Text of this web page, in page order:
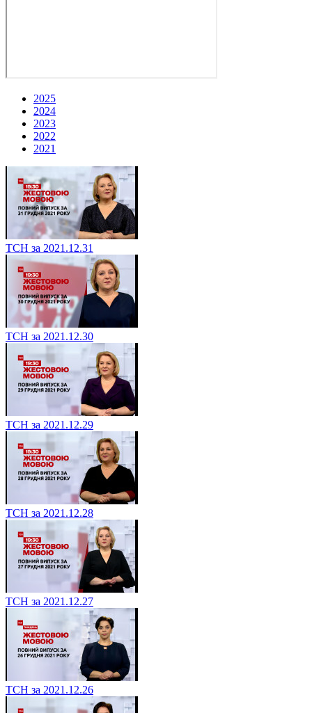
2025
2024
2023
2022
2021
ТСН за 2021.12.31
ТСН за 2021.12.30
ТСН за 2021.12.29
ТСН за 2021.12.28
ТСН за 2021.12.27
ТСН за 2021.12.26